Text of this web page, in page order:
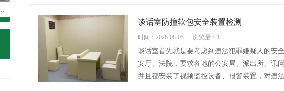
…
谈话室防撞软包安全装置检测
时间：2026-08-05 浏览量：1
谈话室首先就是要考虑到违法犯罪嫌疑人的安
安厅、法院，要求各地的公安局、派出所、讯
并且都安装了视频监控设备、报警装置，对违